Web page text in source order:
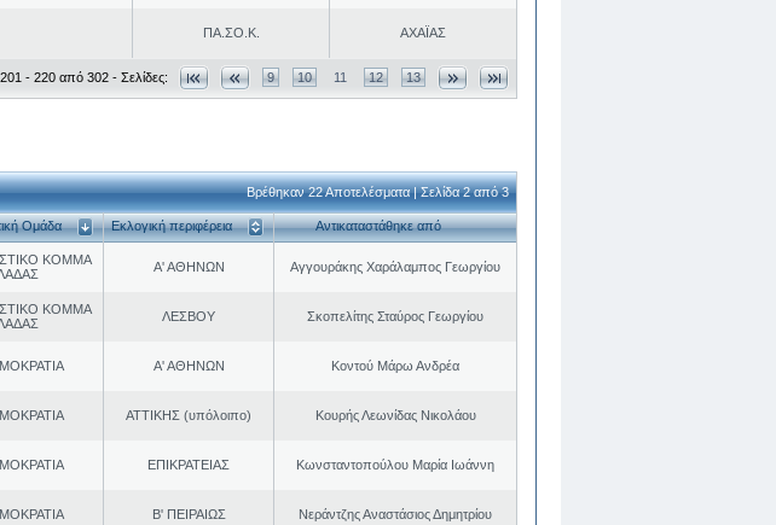
ΠΑ.ΣΟ.Κ. ΑΧΑΪΑΣ
- 220 από 302 - Σελίδες: 9 10 11 12 13
Βρέθηκαν 22 Αποτελέσματα | Σελίδα 2 από 3
Ομάδα Εκλογική περιφέρεια Αντικαταστάθηκε από
ΚΟΜΜΑ
Α' ΑΘΗΝΩΝ Αγγουράκης Χαράλαμπος Γεωργίου
ΚΟΜΜΑ
ΛΕΣΒΟΥ Σκοπελίτης Σταύρος Γεωργίου
Α' ΑΘΗΝΩΝ Κοντού Μάρω Ανδρέα
ΑΤΤΙΚΗΣ (υπόλοιπο) Κουρής Λεωνίδας Νικολάου
ΕΠΙΚΡΑΤΕΙΑΣ Κωνσταντοπούλου Μαρία Ιωάννη
Β' ΠΕΙΡΑΙΩΣ Νεράντζης Αναστάσιος Δημητρίου